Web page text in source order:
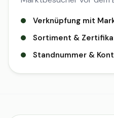
Verknüpfung mit
Sortiment &
Standnummer &